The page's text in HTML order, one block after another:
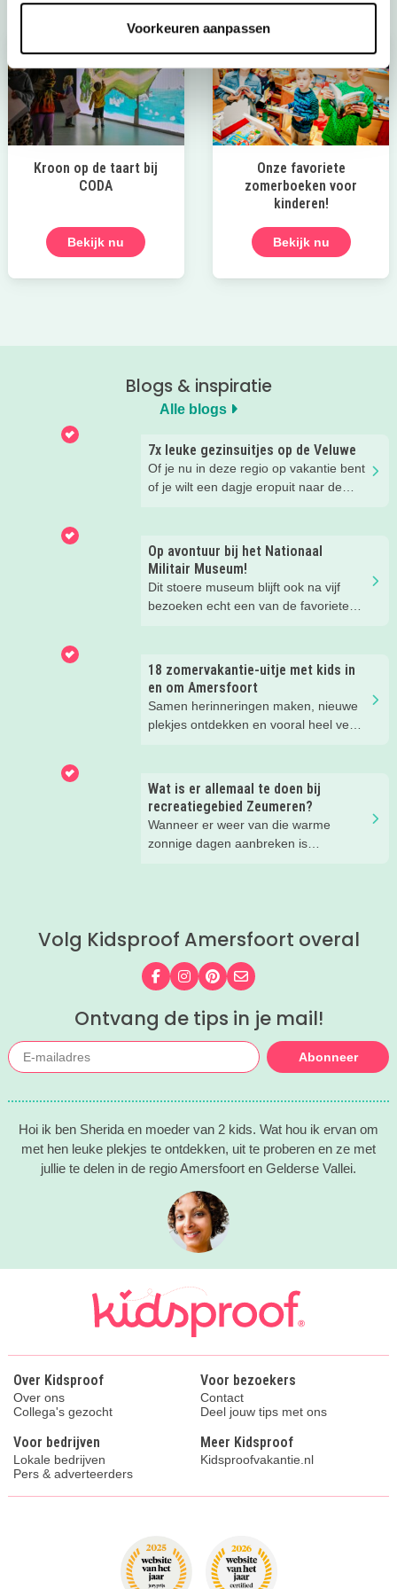
Voorkeuren aanpassen
Kroon op de taart bij
CODA
Bekijk nu
Onze favoriete
zomerboeken voor
kinderen!
Bekijk nu
Blogs & inspiratie
Alle blogs
7x leuke gezinsuitjes op de Veluwe
Of je nu in deze regio op vakantie bent
of je wilt een dagje eropuit naar de
Op avontuur bij het Nationaal
Militair Museum!
Dit stoere museum blijft ook na vijf
bezoeken echt een van de favoriete
ze zo leuk vinden aan het NMM. ‘De
mega coole vliegtuigen overal’, ‘de
stormbaan buiten’, ‘de Xplore’ en het
'zelf in een mini-jeep rijden’. Voor ons
dus alle reden om nog een keer te
18 zomervakantie-uitje met kids in
en om Amersfoort
Samen herinneringen maken, nieuwe
plekjes ontdekken en vooral heel veel
Van spetteren en spelen tot theater,
natuur en stoere activiteiten. Laat je
inspireren door deze leuke zomertips!.
Wat is er allemaal te doen bij
recreatiegebied Zeumeren?
Wanneer er weer van die warme
zonnige dagen aanbreken is
beleven is in dit groenrijke gebied van
tips.
Volg Kidsproof Amersfoort overal
Volg ons op Facebook
Volg ons op Instagram
Volg ons op Pinterest
Mail ons
Ontvang de tips in je mail!
Abonneer
Hoi ik ben Sherida en moeder van 2 kids. Wat hou ik ervan om
met hen leuke plekjes te ontdekken, uit te proberen en ze met
jullie te delen in de regio Amersfoort en Gelderse Vallei.
Over Kidsproof
Over ons
Collega's gezocht
Voor bezoekers
Contact
Deel jouw tips met ons
Voor bedrijven
Lokale bedrijven
Pers & adverteerders
Meer Kidsproof
Kidsproofvakantie.nl